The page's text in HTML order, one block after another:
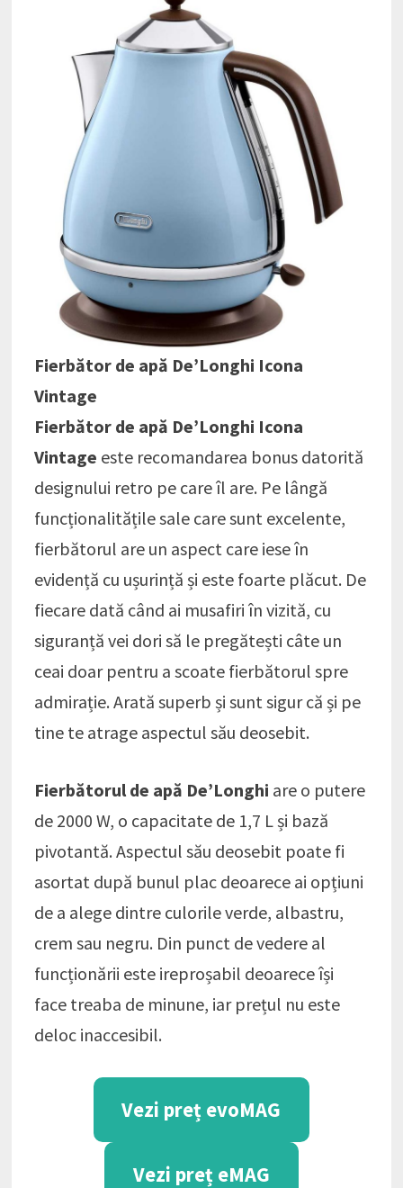
Fierbător de apă De’Longhi Icona
Vintage
Fierbător de apă De’Longhi Icona
Vintage este recomandarea bonus datorită
designului retro pe care îl are. Pe lângă
funcționalitățile sale care sunt excelente,
fierbătorul are un aspect care iese în
evidență cu ușurință și este foarte plăcut. De
fiecare dată când ai musafiri în vizită, cu
siguranță vei dori să le pregătești câte un
ceai doar pentru a scoate fierbătorul spre
admirație. Arată superb și sunt sigur că și pe
tine te atrage aspectul său deosebit.
Fierbătorul de apă De’Longhi are o putere
de 2000 W, o capacitate de 1,7 L și bază
pivotantă. Aspectul său deosebit poate fi
asortat după bunul plac deoarece ai opțiuni
de a alege dintre culorile verde, albastru,
crem sau negru. Din punct de vedere al
funcționării este ireproșabil deoarece își
face treaba de minune, iar prețul nu este
deloc inaccesibil.
Vezi preț evoMAG
Vezi preț eMAG